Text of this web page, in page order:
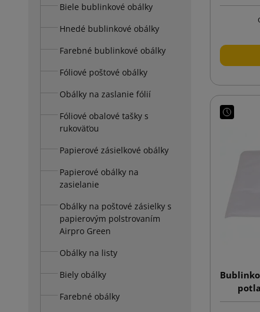
Biele bublinkové obálky
Hnedé bublinkové obálky
Farebné bublinkové obálky
Fóliové poštové obálky
Obálky na zaslanie fólií
Fóliové obalové tašky s
rukoväťou
Papierové zásielkové obálky
Papierové obálky na
zasielanie
Obálky na poštové zásielky s
papierovým polstrovaním
Airpro Green
Obálky na listy
Biely obálky
Farebné obálky